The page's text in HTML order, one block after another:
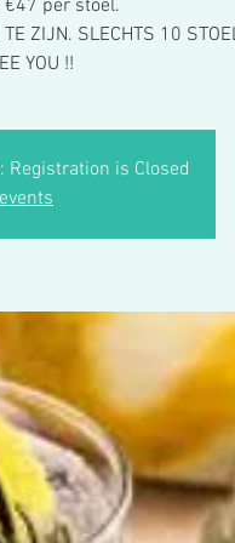
per stoel.
ZIJN. SLECHTS 10
YOU !!
Registration is Closed